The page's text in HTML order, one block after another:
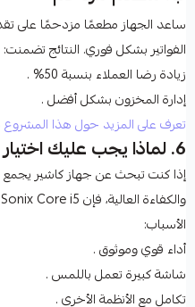
ساعد الجهاز مطعمًا مزدحمًا على
الفواتير بشكل فوري. النتائج تضمنت:
زيادة رضا العملاء بنسبة 50%
.
إدارة المخزون بشكل أفضل.
تعرف على المزيد حول هذا المشروع
6. لماذا يجب عليك اختيار Propos Sonix Core i5؟
إذا كنت تبحث عن جهاز كاشير يجمع
والكفاءة العالية، فإنCore i5
الأسباب:
أداء قوي وموثوق.
شاشة كبيرة تعمل باللمس.
تكامل مع الأنظمة الأخرى.